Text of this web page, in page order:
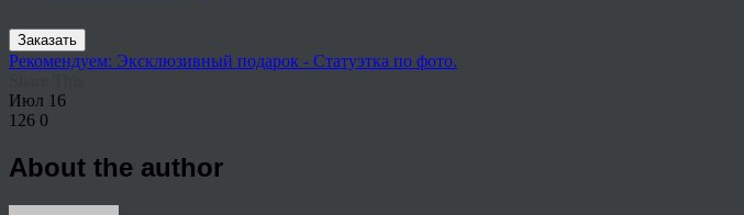
Заказать
Рекомендуем: Эксклюзивный подарок - Статуэтка по фото.
Июл 16
126 0
About the author